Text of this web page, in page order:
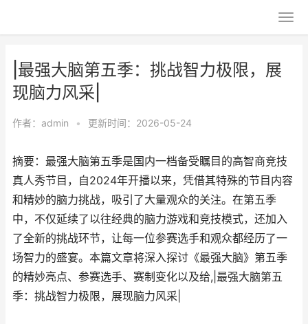
|最强大脑第五季：挑战智力极限，展
现脑力风采|
作者： admin • 更新时间：2026-05-24
摘要：最强大脑第五季是国内一档备受瞩目的高智商竞技
真人秀节目，自2024年开播以来，凭借其特殊的节目内容
和精妙的脑力挑战，吸引了大量观众的关注。在第五季
中，不仅延续了以往经典的脑力游戏和竞技模式，还加入
了全新的挑战环节，让每一位参赛选手和观众都经历了一
场智力的盛宴。本篇文章将深入探讨《最强大脑》第五季
的精妙亮点、参赛选手、赛制变化以及给,|最强大脑第五
季：挑战智力极限，展现脑力风采|